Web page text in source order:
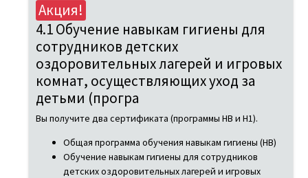
Акция!
4.1 Обучение навыкам гигиены для
сотрудников детских
оздоровительных лагерей и игровых
комнат, осуществляющих уход за
детьми (програ
Вы получите два сертификата (программы HB и H1).
Общая программа обучения навыкам гигиены (HB)
Обучение навыкам гигиены для сотрудников
детских оздоровительных лагерей и игровых